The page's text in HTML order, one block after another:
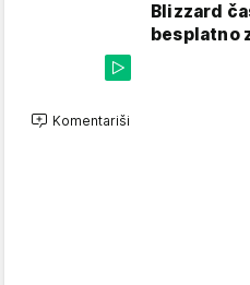
Blizzard
besplatno
Komentariši